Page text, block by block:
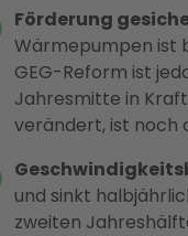
Förderung
Wärmepumpen ist
GEG-Reform ist
Jahresmitte in
verändert, ist noch
und sinkt
zweiten